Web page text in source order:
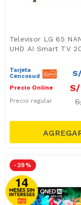
Televisor LG 65
UHD AI Smart TV
Tarjeta
Cencosud
S/
Precio Online S/
Precio regular
-29 %